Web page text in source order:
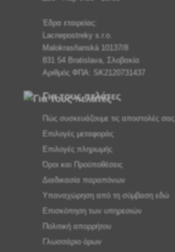
Έδρα εταιρείας:
Lacnepostreky s.r.o.
Malokrasňanská 10137/8
831 54 Bratislava, Σλοβακία
Αριθμός ΦΠΑ: SK2120731437
Για τους πελάτες
Πώς συσκευάζουμε τις αποστολές σας
Επιλογές μεταφοράς
Επιλογές πληρωμής
Όροι και Προϋποθέσεις
Διαδικασία παραπόνων
Υπαναχώρηση από τη σύμβαση εδώ
Επισκόπηση των υπηρεσιών
Πολιτική απορρήτου
Γλωσσάριο όρων